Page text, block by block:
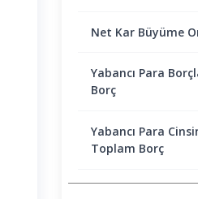
Net Kar Büyüme
Yabancı Para
Borç
Yabancı Para
Toplam Borç